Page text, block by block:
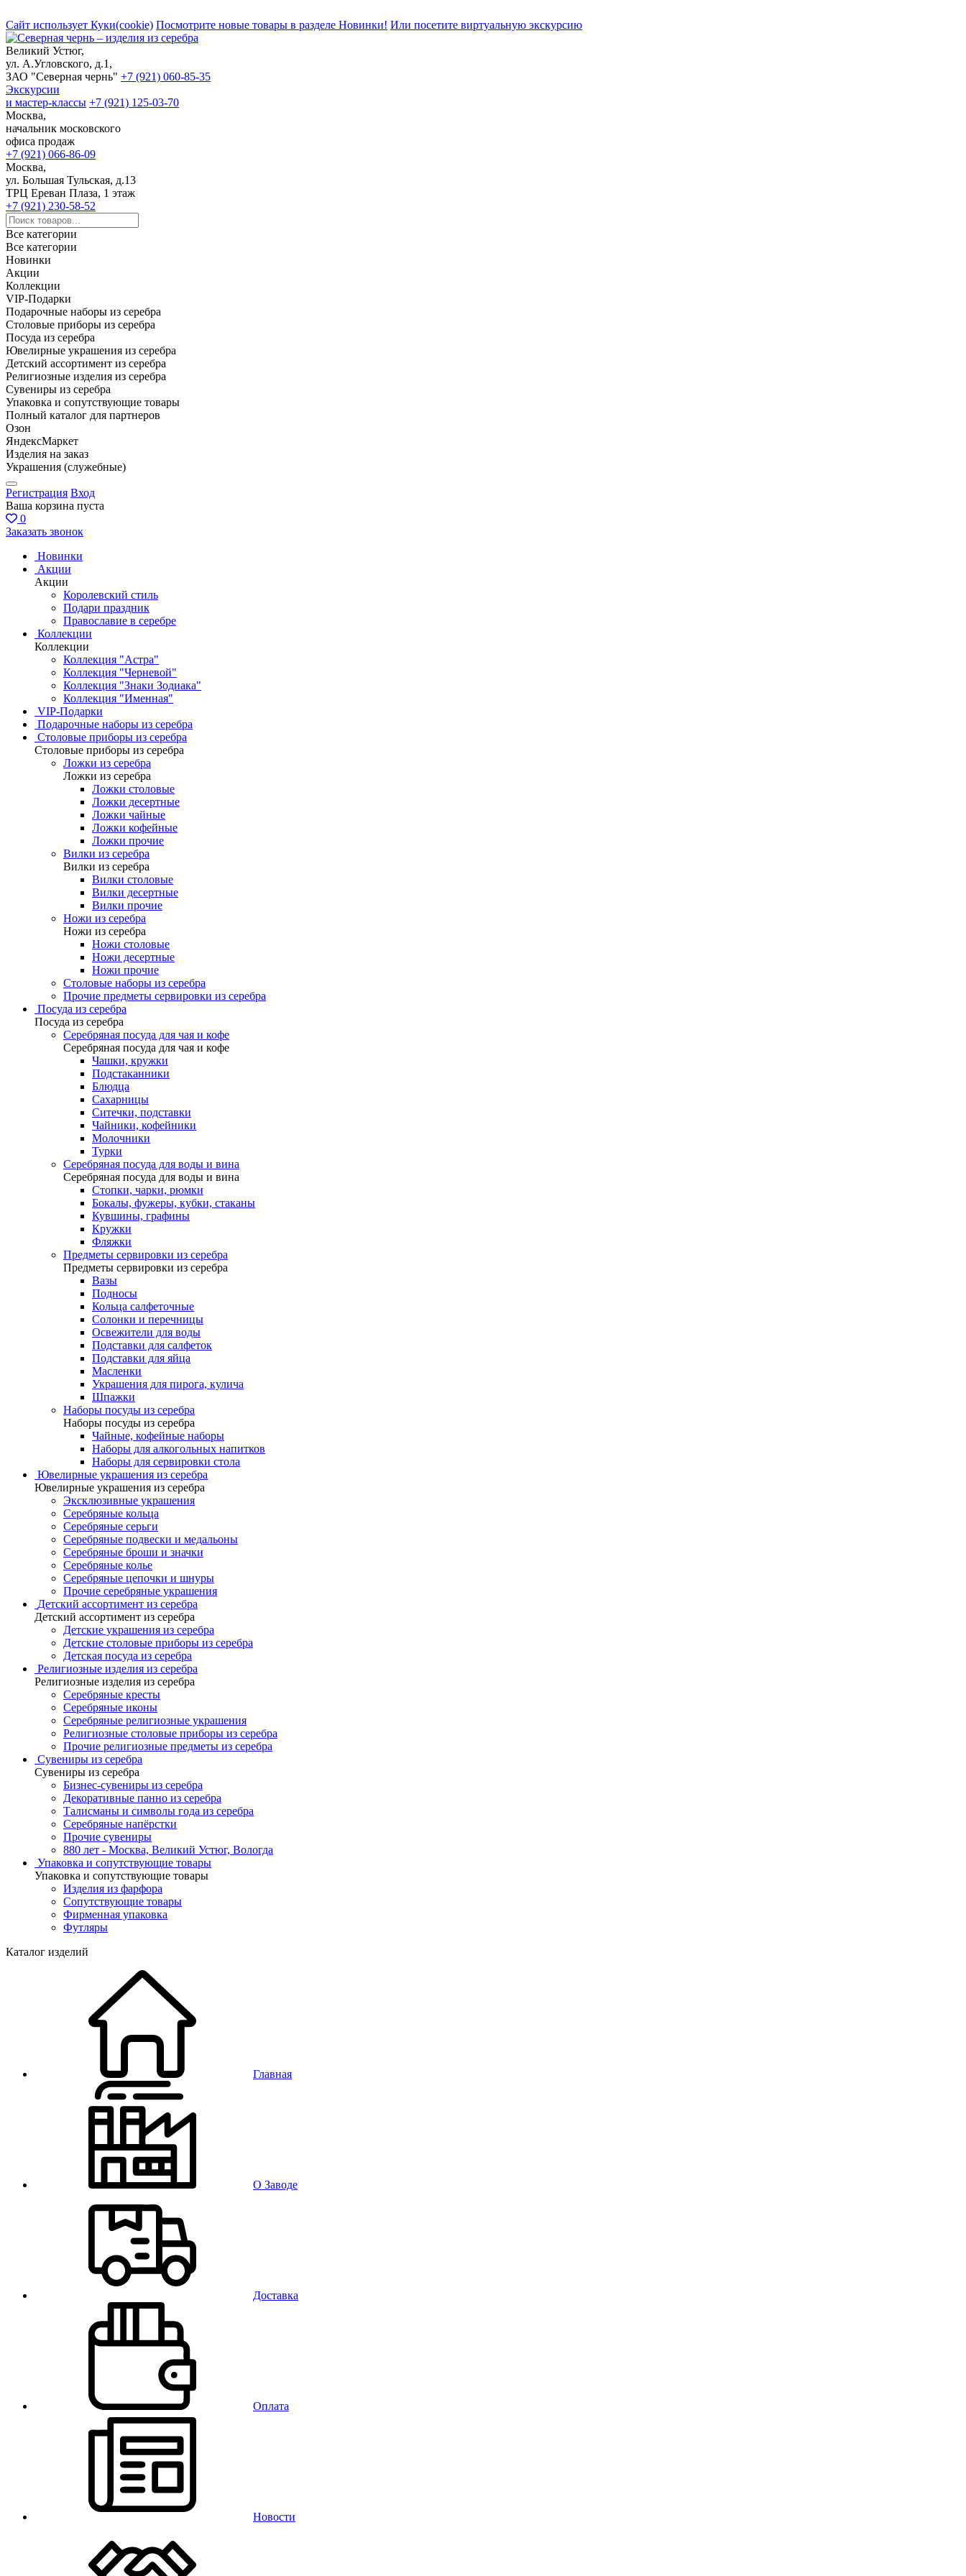
Сайт использует Куки(cookie) Посмотрите новые товары в разделе Новинки! Или посетите виртуальную экскурсию
Великий Устюг,
ул. А.Угловского, д.1,
ЗАО "Северная чернь" +7 (921) 060-85-35
Экскурсии
и мастер-классы +7 (921) 125-03-70
Москва,
начальник московского
офиса продаж
+7 (921) 066-86-09
Москва,
ул. Большая Тульская, д.13
ТРЦ Ереван Плаза, 1 этаж
+7 (921) 230-58-52
Все категории
Все категории
Новинки
Акции
Коллекции
VIP-Подарки
Подарочные наборы из серебра
Столовые приборы из серебра
Посуда из серебра
Ювелирные украшения из серебра
Детский ассортимент из серебра
Религиозные изделия из серебра
Сувениры из серебра
Упаковка и сопутствующие товары
Полный каталог для партнеров
Озон
ЯндексМаркет
Изделия на заказ
Украшения (служебные)
Регистрация Вход
Ваша корзина пуста
0
Заказать звонок
Новинки
Акции
Акции
Королевский стиль
Подари праздник
Православие в серебре
Коллекции
Коллекции
Коллекция "Астра"
Коллекция "Черневой"
Коллекция "Знаки Зодиака"
Коллекция "Именная"
VIP-Подарки
Подарочные наборы из серебра
Столовые приборы из серебра
Столовые приборы из серебра
Ложки из серебра
Ложки из серебра
Ложки столовые
Ложки десертные
Ложки чайные
Ложки кофейные
Ложки прочие
Вилки из серебра
Вилки из серебра
Вилки столовые
Вилки десертные
Вилки прочие
Ножи из серебра
Ножи из серебра
Ножи столовые
Ножи десертные
Ножи прочие
Столовые наборы из серебра
Прочие предметы сервировки из серебра
Посуда из серебра
Посуда из серебра
Серебряная посуда для чая и кофе
Серебряная посуда для чая и кофе
Чашки, кружки
Подстаканники
Блюдца
Сахарницы
Ситечки, подставки
Чайники, кофейники
Молочники
Турки
Серебряная посуда для воды и вина
Серебряная посуда для воды и вина
Стопки, чарки, рюмки
Бокалы, фужеры, кубки, стаканы
Кувшины, графины
Кружки
Фляжки
Предметы сервировки из серебра
Предметы сервировки из серебра
Вазы
Подносы
Кольца салфеточные
Солонки и перечницы
Освежители для воды
Подставки для салфеток
Подставки для яйца
Масленки
Украшения для пирога, кулича
Шпажки
Наборы посуды из серебра
Наборы посуды из серебра
Чайные, кофейные наборы
Наборы для алкогольных напитков
Наборы для сервировки стола
Ювелирные украшения из серебра
Ювелирные украшения из серебра
Эксклюзивные украшения
Серебряные кольца
Серебряные серьги
Серебряные подвески и медальоны
Серебряные броши и значки
Серебряные колье
Серебряные цепочки и шнуры
Прочие серебряные украшения
Детский ассортимент из серебра
Детский ассортимент из серебра
Детские украшения из серебра
Детские столовые приборы из серебра
Детская посуда из серебра
Религиозные изделия из серебра
Религиозные изделия из серебра
Серебряные кресты
Серебряные иконы
Серебряные религиозные украшения
Религиозные столовые приборы из серебра
Прочие религиозные предметы из серебра
Сувениры из серебра
Сувениры из серебра
Бизнес-сувениры из серебра
Декоративные панно из серебра
Талисманы и символы года из серебра
Серебряные напёрстки
Прочие сувениры
880 лет - Москва, Великий Устюг, Вологда
Упаковка и сопутствующие товары
Упаковка и сопутствующие товары
Изделия из фарфора
Сопутствующие товары
Фирменная упаковка
Футляры
Каталог изделий
Главная
О Заводе
Доставка
Оплата
Новости